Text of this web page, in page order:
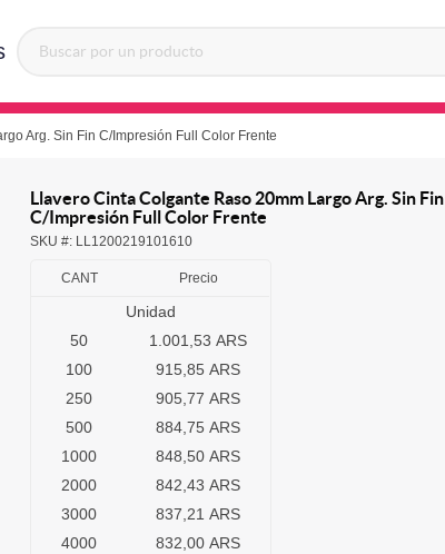
Arg. Sin Fin C/Impresión Full Color Frente
Llavero Cinta Colgante Raso 20mm Largo Arg. Sin Fin
C/Impresión Full Color Frente
SKU #: LL1200219101610
CANT Precio
Unidad
50
1.001,53 ARS
100
915,85 ARS
250
905,77 ARS
500
884,75 ARS
1000
848,50 ARS
2000
842,43 ARS
3000
837,21 ARS
4000
832,00 ARS